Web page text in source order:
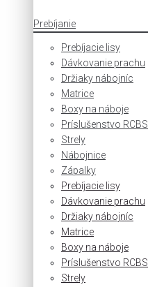
Prebíjanie
Prebíjacie lisy
Dávkovanie prachu
Držiaky nábojníc
Matrice
Boxy na náboje
Príslušenstvo RCBS
Strely
Nábojnice
Zápalky
Prebíjacie lisy
Dávkovanie prachu
Držiaky nábojníc
Matrice
Boxy na náboje
Príslušenstvo RCBS
Strely